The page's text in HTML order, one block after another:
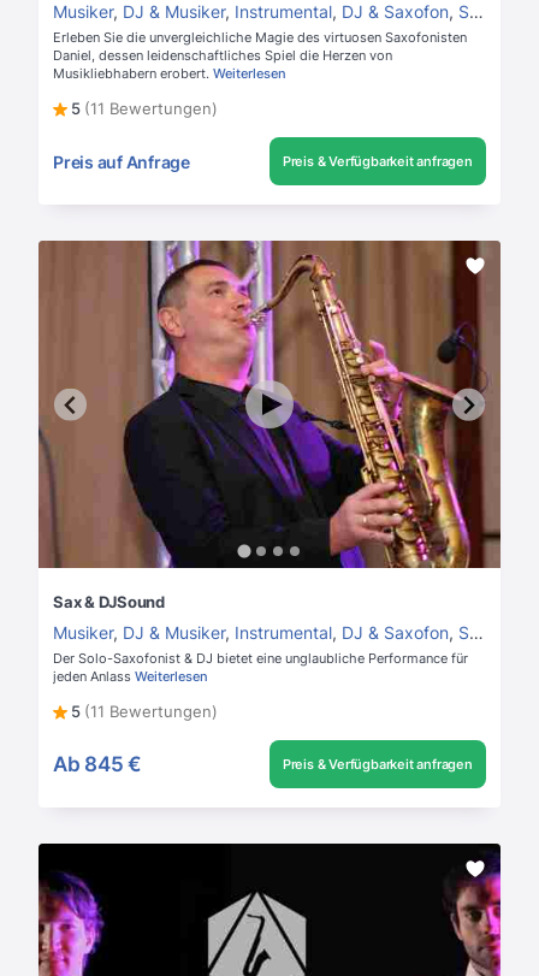
Musiker, DJ & Musiker, Instrumental, DJ & Saxofon, Saxofonist
Erleben Sie die unvergleichliche Magie des virtuosen Saxofonisten
Daniel, dessen leidenschaftliches Spiel die Herzen von
Musikliebhabern erobert. Weiterlesen
5 (11 Bewertungen)
Preis auf Anfrage Preis & Verfügbarkeit anfragen
Sax & DJSound
Musiker, DJ & Musiker, Instrumental, DJ & Saxofon, Saxofonist
Der Solo-Saxofonist & DJ bietet eine unglaubliche Performance für
jeden Anlass Weiterlesen
5 (11 Bewertungen)
Ab 845 € Preis & Verfügbarkeit anfragen